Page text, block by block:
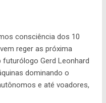
entidade que faz a
ferramenta possa ganhar
e
assim mais
ação inédita
o i-Educar passa
consciência dos 10
reger as próxima
futurólogo Gerd Leonhard
dominando o
e até voadores,